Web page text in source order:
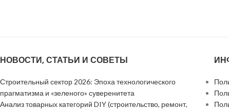
НОВОСТИ, СТАТЬИ И СОВЕТЫ
Строительный сектор 2026: Эпоха технологического
прагматизма и «зеленого» суверенитета
Анализ товарных категорий DIY (строительство, ремонт,